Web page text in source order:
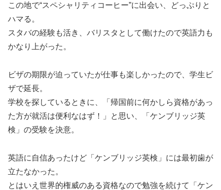
この地で“スペシャリティコーヒー”に出会い、どっぷりと
ハマる。
スタバの経験も活き、バリスタとして働けたので英語力も
かなり上がった。
ビザの期限が迫っていたが仕事も楽しかったので、学生ビ
ザで延長。
学校を探しているときに、「帰国前に何かしら資格があっ
た方が就活は便利なはず！」と思い、「ケンブリッジ英
検」の受験を決意。
英語に自信あったけど「ケンブリッジ英検」には最初歯が
立たなかった。
とはいえ世界的権威のある資格なので勉強を続けて「ケン